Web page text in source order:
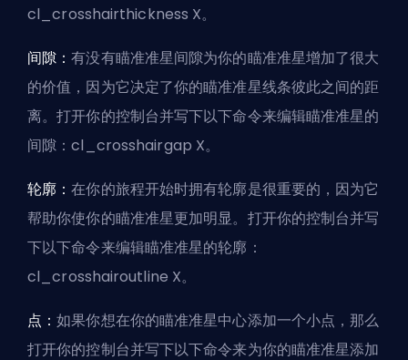
cl_crosshairthickness X。
间隙：有没有瞄准准星间隙为你的瞄准准星增加了很大
的价值，因为它决定了你的瞄准准星线条彼此之间的距
离。打开你的控制台并写下以下命令来编辑瞄准准星的
间隙：cl_crosshairgap X。
轮廓：在你的旅程开始时拥有轮廓是很重要的，因为它
帮助你使你的瞄准准星更加明显。打开你的控制台并写
下以下命令来编辑瞄准准星的轮廓：
cl_crosshairoutline X。
点：如果你想在你的瞄准准星中心添加一个小点，那么
打开你的控制台并写下以下命令来为你的瞄准准星添加